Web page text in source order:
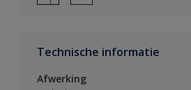
Technische informatie
Afwerking